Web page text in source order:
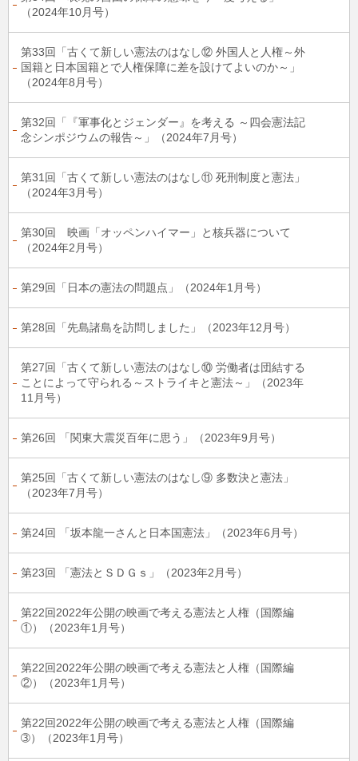
（2024年10月号）
第33回「古くて新しい憲法のはなし⑫ 外国人と人権～外
国籍と日本国籍とで人権保障に差を設けてよいのか～」
（2024年8月号）
第32回「『軍事化とジェンダー』を考える ～四会憲法記
念シンポジウムの報告～」（2024年7月号）
第31回「古くて新しい憲法のはなし⑪ 死刑制度と憲法」
（2024年3月号）
第30回 映画「オッペンハイマー」と核兵器について
（2024年2月号）
第29回「日本の憲法の問題点」（2024年1月号）
第28回「先島諸島を訪問しました」（2023年12月号）
第27回「古くて新しい憲法のはなし⑩ 労働者は団結する
ことによって守られる～ストライキと憲法～」（2023年
11月号）
第26回 「関東大震災百年に思う」（2023年9月号）
第25回「古くて新しい憲法のはなし⑨ 多数決と憲法」
（2023年7月号）
第24回 「坂本龍一さんと日本国憲法」（2023年6月号）
第23回 「憲法とＳＤＧｓ」（2023年2月号）
第22回2022年公開の映画で考える憲法と人権（国際編
①）（2023年1月号）
第22回2022年公開の映画で考える憲法と人権（国際編
②）（2023年1月号）
第22回2022年公開の映画で考える憲法と人権（国際編
➂）（2023年1月号）